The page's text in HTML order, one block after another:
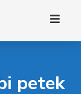
petek